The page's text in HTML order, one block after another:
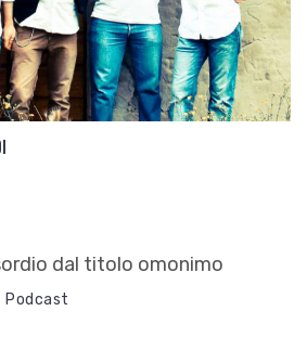
dal titolo omonimo
Podcast